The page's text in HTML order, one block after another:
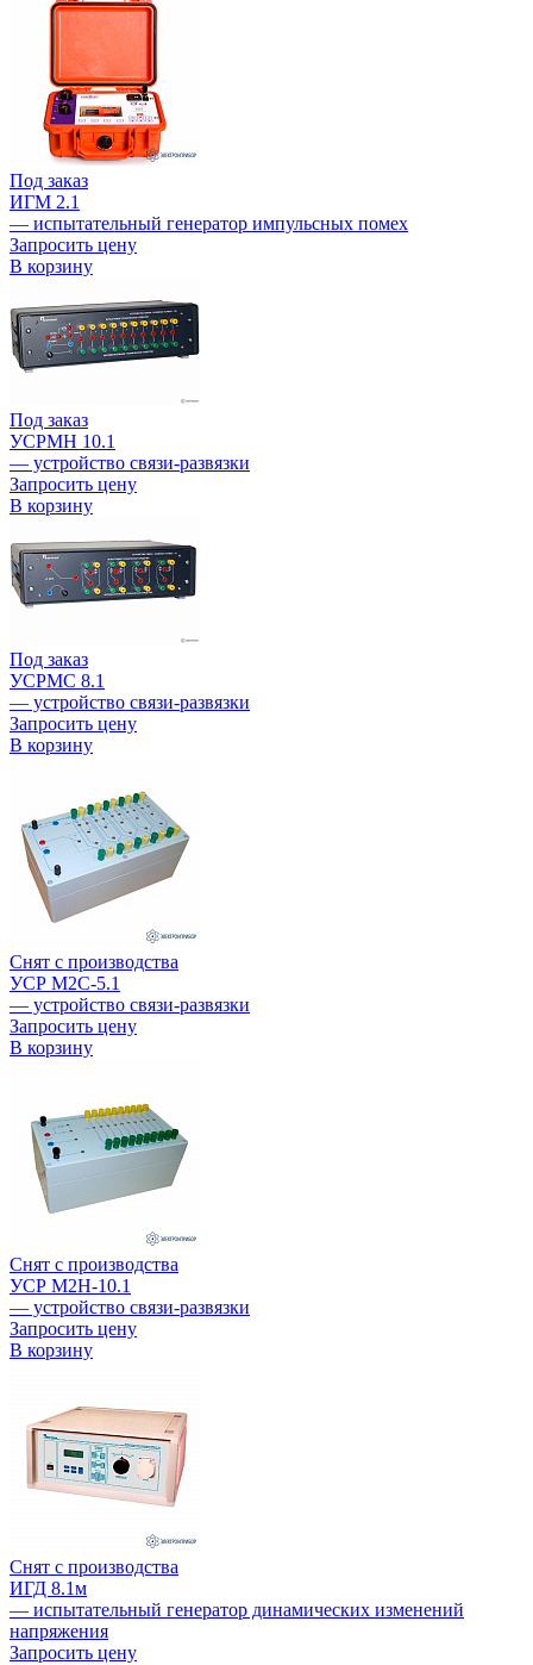
Под заказ
ИГМ 2.1
— испытательный генератор импульсных помех
Запросить цену
В корзину
Под заказ
УСРМН 10.1
— устройство связи-развязки
Запросить цену
В корзину
Под заказ
УСРМС 8.1
— устройство связи-развязки
Запросить цену
В корзину
Снят с производства
УСР М2С-5.1
— устройство связи-развязки
Запросить цену
В корзину
Снят с производства
УСР М2Н-10.1
— устройство связи-развязки
Запросить цену
В корзину
Снят с производства
ИГД 8.1м
— испытательный генератор динамических изменений
напряжения
Запросить цену